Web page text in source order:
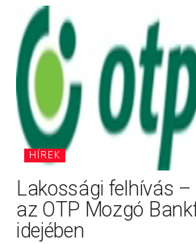
HÍREK
Lakossági felhívás
az OTP Mozgó
idejében